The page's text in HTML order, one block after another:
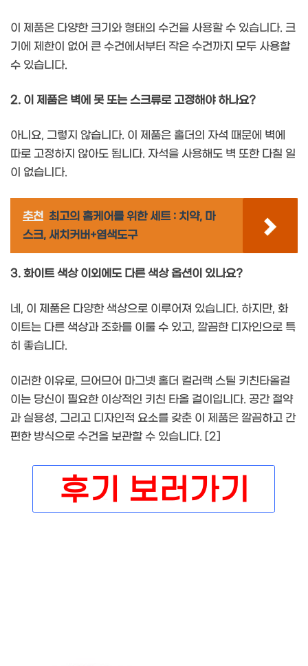
이 제품은 다양한 크기와 형태의 수건을 사용할 수 있습니다. 크
기에 제한이 없어 큰 수건에서부터 작은 수건까지 모두 사용할
수 있습니다.
2. 이 제품은 벽에 못 또는 스크류로 고정해야 하나요?
아니요, 그렇지 않습니다. 이 제품은 홀더의 자석 때문에 벽에
따로 고정하지 않아도 됩니다. 자석을 사용해도 벽 또한 다칠 일
이 없습니다.
추천 최고의 홈케어를 위한 세트 : 치약, 마
스크, 새치커버+염색도구
3. 화이트 색상 이외에도 다른 색상 옵션이 있나요?
네, 이 제품은 다양한 색상으로 이루어져 있습니다. 하지만, 화
이트는 다른 색상과 조화를 이룰 수 있고, 깔끔한 디자인으로 특
히 좋습니다.
이러한 이유로, 므어므어 마그넷 홀더 컬러랙 스틸 키친타올걸
이는 당신이 필요한 이상적인 키친 타올 걸이입니다. 공간 절약
과 실용성, 그리고 디자인적 요소를 갖춘 이 제품은 깔끔하고 간
편한 방식으로 수건을 보관할 수 있습니다. [2]